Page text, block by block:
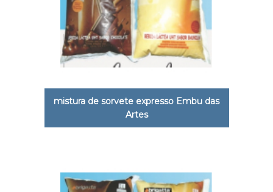
mistura de sorvete expresso Embu das
Artes